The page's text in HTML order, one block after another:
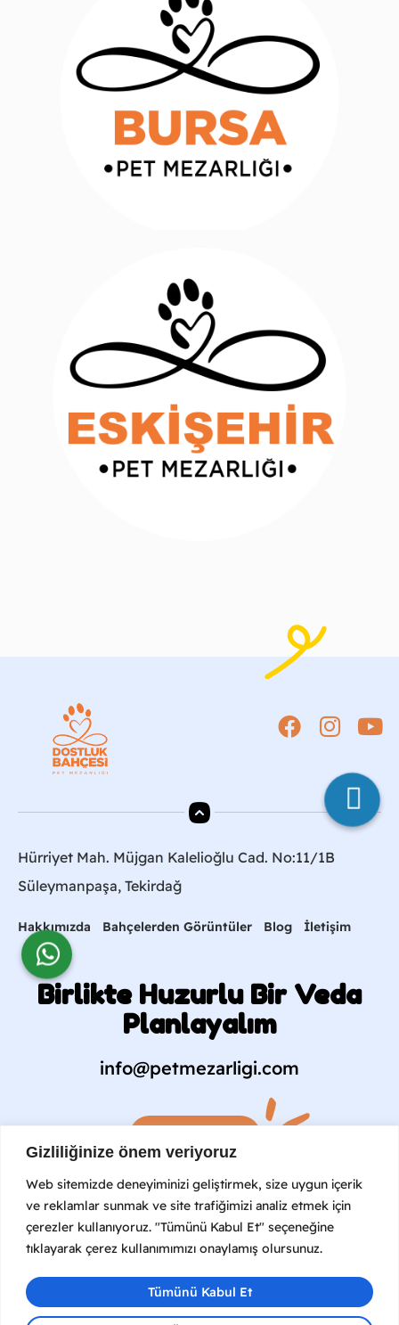
Gizliliğinize önem veriyoruz
Web sitemizde deneyiminizi geliştirmek, size uygun içerik
ve reklamlar sunmak ve site trafiğimizi analiz etmek için
çerezler kullanıyoruz. "Tümünü Kabul Et" seçeneğine
tıklayarak çerez kullanımımızı onaylamış olursunuz.
Tümünü Kabul Et
Hürriyet Mah. Müjgan Kalelioğlu Cad. No:11/1B
Süleymanpaşa, Tekirdağ
Hakkımızda Bahçelerden Görüntüler Blog İletişim
Birlikte Huzurlu Bir Veda
Planlayalım
info@petmezarligi.com
+90 (549) 791 91 96